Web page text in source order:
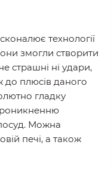
технології
змогли створити
страшні ні удари,
до плюсів даного
гладку
посуд. Можна
печі, а також